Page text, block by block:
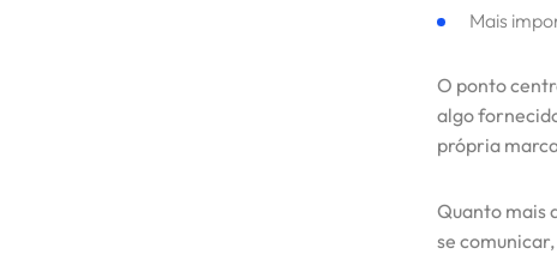
Mais
O ponto
algo
própria
Quanto mais
se